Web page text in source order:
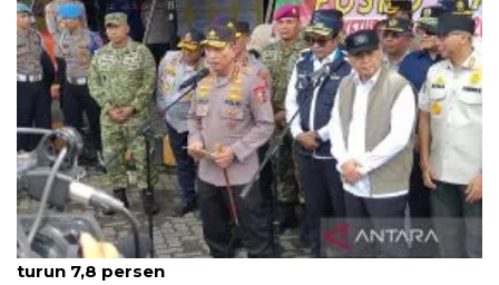
Kapolri: Puncak arus balik terlewati, kecelakaan
turun 7,8 persen